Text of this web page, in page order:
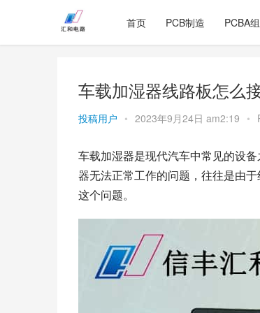
首页 PCB制造 PCBA
车载加湿器线路板怎么
投稿用户 • 2023年9月24日 am2:19 •
车载加湿器是现代汽车中常见的设
器无法正常工作的问题，往往是由
这个问题。